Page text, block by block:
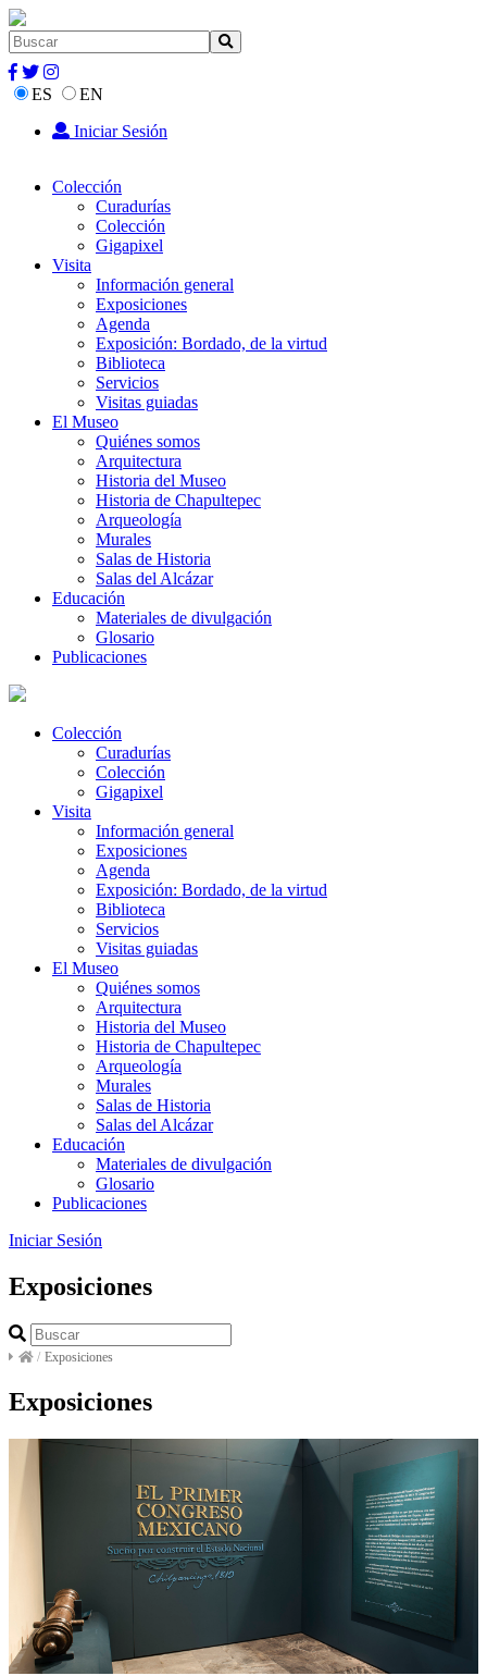
ES
EN
Iniciar Sesión
Colección
Curadurías
Colección
Gigapixel
Visita
Información general
Exposiciones
Agenda
Exposición: Bordado, de la virtud
Biblioteca
Servicios
Visitas guiadas
El Museo
Quiénes somos
Arquitectura
Historia del Museo
Historia de Chapultepec
Arqueología
Murales
Salas de Historia
Salas del Alcázar
Educación
Materiales de divulgación
Glosario
Publicaciones
Colección
Curadurías
Colección
Gigapixel
Visita
Información general
Exposiciones
Agenda
Exposición: Bordado, de la virtud
Biblioteca
Servicios
Visitas guiadas
El Museo
Quiénes somos
Arquitectura
Historia del Museo
Historia de Chapultepec
Arqueología
Murales
Salas de Historia
Salas del Alcázar
Educación
Materiales de divulgación
Glosario
Publicaciones
Iniciar Sesión
Exposiciones
/ Exposiciones
Exposiciones